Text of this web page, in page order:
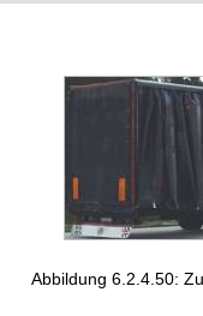
Abbildung 6.2.4.50: